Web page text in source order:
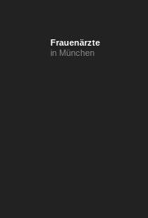
Frauenärzte
in München